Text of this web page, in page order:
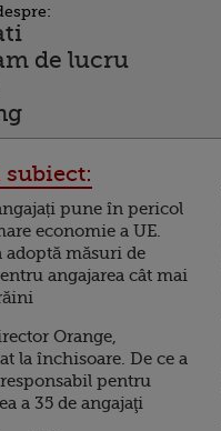
de lucru
subiect:
pune în pericol
economie a UE.
adoptă măsuri de
angajarea cât mai
Orange,
la închisoare. De ce a
pentru
a 35 de angajaţi